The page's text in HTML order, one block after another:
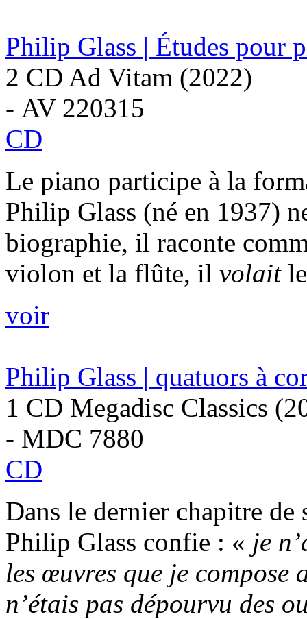
Philip Glass | Études pour
2 CD Ad Vitam (2022)
- AV 220315
CD
Le piano participe à la
Philip Glass (né en 1937)
biographie, il raconte
violon et la flûte, il volait
voir
Philip Glass | quatuors à
1 CD Megadisc Classics
- MDC 7880
CD
Dans le dernier chapitre de
Philip Glass confie : « je
les œuvres que je
n’étais pas dépourvu des